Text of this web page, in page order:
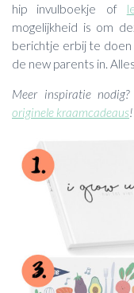
hip invulboekje of
mogelijkheid is om
berichtje erbij te doen
de new parents in.
Meer inspiratie
originele kraamcadeaus!